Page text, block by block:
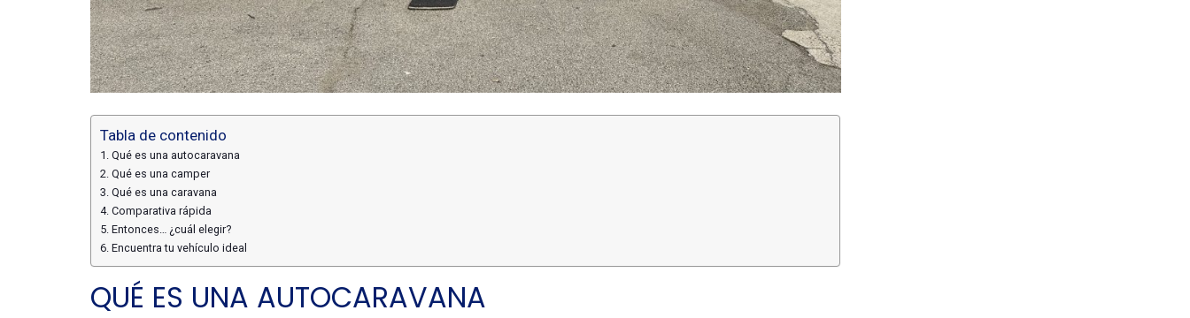
Tabla de contenido
Qué es una autocaravana
Qué es una camper
Qué es una caravana
Comparativa rápida
Entonces… ¿cuál elegir?
Encuentra tu vehículo ideal
QUÉ ES UNA AUTOCARAVANA